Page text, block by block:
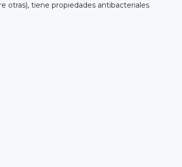
otras), tiene propiedades antibacteriales